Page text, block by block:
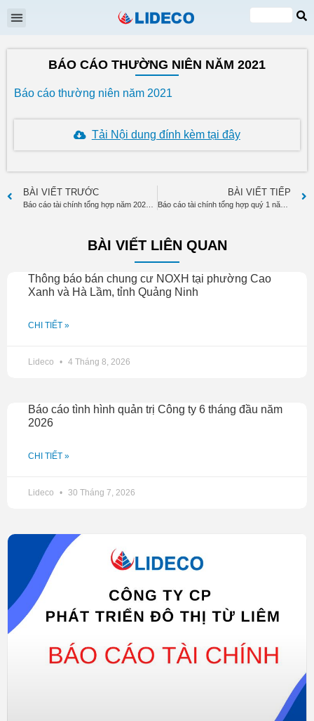
VI
EN
BÁO CÁO THƯỜNG NIÊN NĂM 2021
Báo cáo thường niên năm 2021
Tải Nội dung đính kèm tại đây
BÀI VIẾT TRƯỚC BÀI VIẾT TIẾP
Báo cáo tài chính tổng hợp quý 1 năm 2022
BÀI VIẾT LIÊN QUAN
Thông báo bán chung cư NOXH tại phường Cao
Xanh và Hà Lầm, tỉnh Quảng Ninh
CHI TIẾT »
Lideco 4 Tháng 8, 2026
Báo cáo tình hình quản trị Công ty 6 tháng đầu năm
2026
CHI TIẾT »
Lideco 30 Tháng 7, 2026